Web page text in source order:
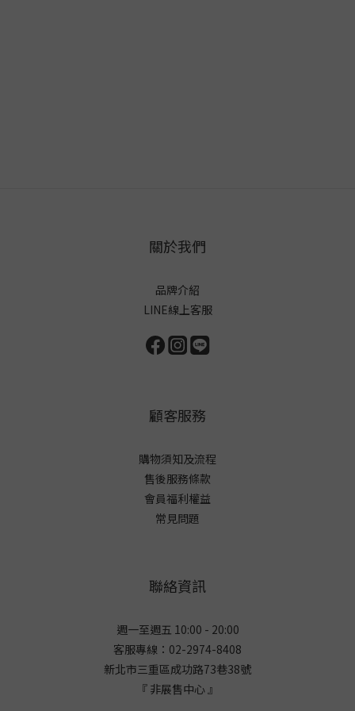
關於我們
品牌介紹
LINE線上客服
顧客服務
購物須知及流程
售後服務條款
會員福利權益
常見問題
聯絡資訊
週一至週五 10:00 - 20:00
客服專線：02-2974-8408
新北市三重區成功路73巷38號
『 非展售中心 』